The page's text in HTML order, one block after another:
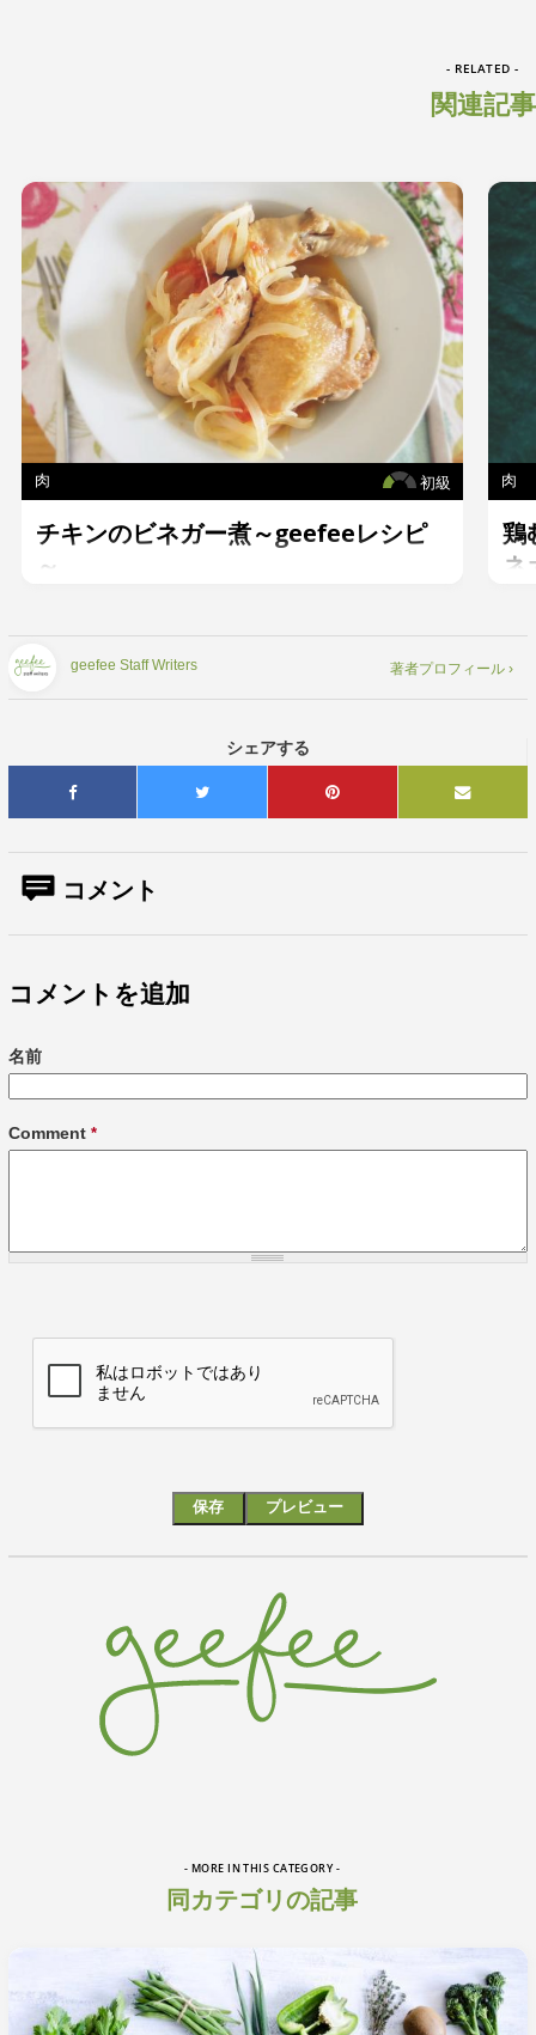
- RELATED -
関連記事
初級
肉
チキンのビネガー煮～geefeeレシピ
～
肉
鶏
geefee Staff Writers 著者プロフィール ›
シェアする
コメント
コメントを追加
名前
Comment *
- MORE IN THIS CATEGORY -
同カテゴリの記事